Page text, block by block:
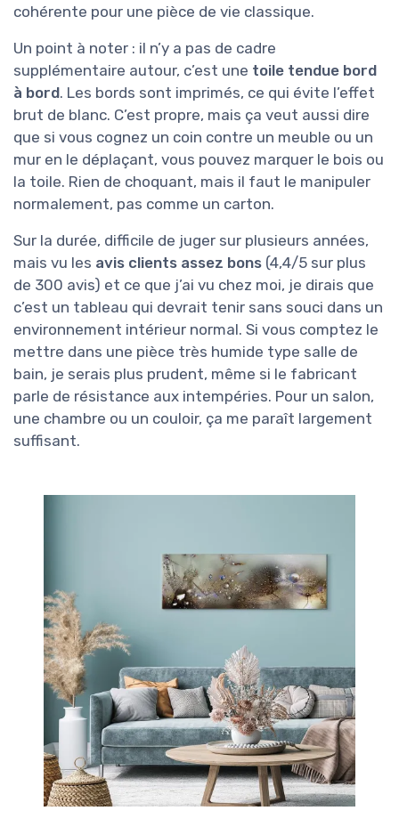
cohérente pour une pièce de vie classique.
Un point à noter : il n’y a pas de cadre
supplémentaire autour, c’est une toile tendue bord
à bord. Les bords sont imprimés, ce qui évite l’effet
brut de blanc. C’est propre, mais ça veut aussi dire
que si vous cognez un coin contre un meuble ou un
mur en le déplaçant, vous pouvez marquer le bois ou
la toile. Rien de choquant, mais il faut le manipuler
normalement, pas comme un carton.
Sur la durée, difficile de juger sur plusieurs années,
mais vu les avis clients assez bons (4,4/5 sur plus
de 300 avis) et ce que j’ai vu chez moi, je dirais que
c’est un tableau qui devrait tenir sans souci dans un
environnement intérieur normal. Si vous comptez le
mettre dans une pièce très humide type salle de
bain, je serais plus prudent, même si le fabricant
parle de résistance aux intempéries. Pour un salon,
une chambre ou un couloir, ça me paraît largement
suffisant.